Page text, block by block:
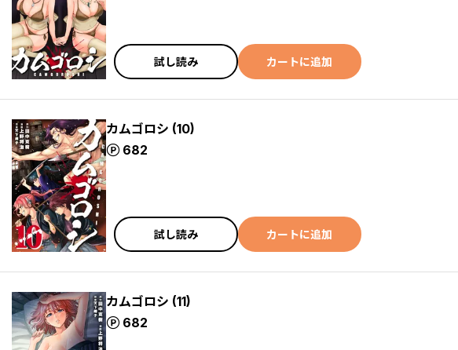
試し読み カートに追加
カムゴロシ (10)
682
ポイント
試し読み カートに追加
カムゴロシ (11)
682
ポイント